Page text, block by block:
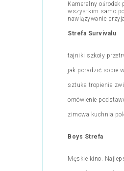
Kameralny
wszystkim samo
nawiązywanie
Strefa Survivalu
tajniki szkoły
jak poradzić sobie
sztuka tropienia
omówienie
zimowa kuchnia
Boys Strefa
Męskie kino.